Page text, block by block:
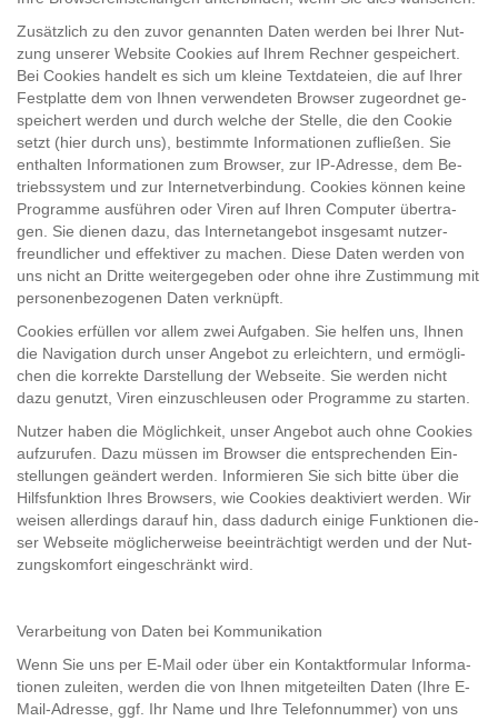
Zu­sätz­lich zu den zuvor ge­nann­ten Daten wer­den bei Ihrer Nut­
zung un­se­rer Web­site Coo­kies auf Ihrem Rech­ner ge­spei­chert.
Bei Coo­kies han­delt es sich um klei­ne Text­da­tei­en, die auf Ihrer
Fest­plat­te dem von Ihnen ver­wen­de­ten Brow­ser zu­ge­ord­net ge­
spei­chert wer­den und durch wel­che der Stel­le, die den Coo­kie
setzt (hier durch uns), be­stimm­te In­for­ma­tio­nen zu­flie­ßen. Sie
ent­hal­ten In­for­ma­tio­nen zum Brow­ser, zur IP-​Adres­se, dem Be­
triebs­sys­tem und zur In­ter­net­ver­bin­dung. Coo­kies kön­nen keine
Pro­gram­me aus­füh­ren oder Viren auf Ihren Com­pu­ter über­tra­
gen. Sie die­nen dazu, das In­ter­net­an­ge­bot ins­ge­samt nut­zer­
freund­li­cher und ef­fek­ti­ver zu ma­chen. Diese Daten wer­den von
uns nicht an Drit­te wei­ter­ge­ge­ben oder ohne ihre Zu­stim­mung mit
per­so­nen­be­zo­ge­nen Daten ver­knüpft.
Coo­kies er­fül­len vor allem zwei Auf­ga­ben. Sie hel­fen uns, Ihnen
die Na­vi­ga­ti­on durch unser An­ge­bot zu er­leich­tern, und er­mög­li­
chen die kor­rek­te Dar­stel­lung der Web­sei­te. Sie wer­den nicht
dazu ge­nutzt, Viren ein­zu­schleu­sen oder Pro­gram­me zu star­ten.
Nut­zer haben die Mög­lich­keit, unser An­ge­bot auch ohne Coo­kies
auf­zu­ru­fen. Dazu müs­sen im Brow­ser die ent­spre­chen­den Ein­
stel­lun­gen ge­än­dert wer­den. In­for­mie­ren Sie sich bitte über die
Hilfs­funk­ti­on Ihres Brow­sers, wie Coo­kies de­ak­ti­viert wer­den. Wir
wei­sen al­ler­dings dar­auf hin, dass da­durch ei­ni­ge Funk­tio­nen die­
ser Web­sei­te mög­li­cher­wei­se be­ein­träch­tigt wer­den und der Nut­
zungs­kom­fort ein­ge­schränkt wird.
Ver­ar­bei­tung von Daten bei Kom­mu­ni­ka­ti­on
Wenn Sie uns per E-​Mail oder über ein Kon­takt­for­mu­lar In­for­ma­
tio­nen zu­lei­ten, wer­den die von Ihnen mit­ge­teil­ten Daten (Ihre E-​
Mail-​Adresse, ggf. Ihr Name und Ihre Te­le­fon­num­mer) von uns